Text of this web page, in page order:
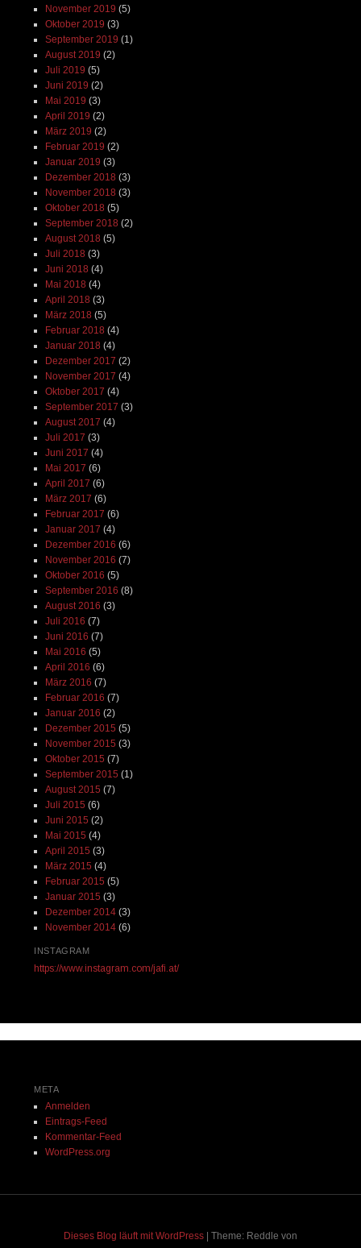
November 2019 (5)
Oktober 2019 (3)
September 2019 (1)
August 2019 (2)
Juli 2019 (5)
Juni 2019 (2)
Mai 2019 (3)
April 2019 (2)
März 2019 (2)
Februar 2019 (2)
Januar 2019 (3)
Dezember 2018 (3)
November 2018 (3)
Oktober 2018 (5)
September 2018 (2)
August 2018 (5)
Juli 2018 (3)
Juni 2018 (4)
Mai 2018 (4)
April 2018 (3)
März 2018 (5)
Februar 2018 (4)
Januar 2018 (4)
Dezember 2017 (2)
November 2017 (4)
Oktober 2017 (4)
September 2017 (3)
August 2017 (4)
Juli 2017 (3)
Juni 2017 (4)
Mai 2017 (6)
April 2017 (6)
März 2017 (6)
Februar 2017 (6)
Januar 2017 (4)
Dezember 2016 (6)
November 2016 (7)
Oktober 2016 (5)
September 2016 (8)
August 2016 (3)
Juli 2016 (7)
Juni 2016 (7)
Mai 2016 (5)
April 2016 (6)
März 2016 (7)
Februar 2016 (7)
Januar 2016 (2)
Dezember 2015 (5)
November 2015 (3)
Oktober 2015 (7)
September 2015 (1)
August 2015 (7)
Juli 2015 (6)
Juni 2015 (2)
Mai 2015 (4)
April 2015 (3)
März 2015 (4)
Februar 2015 (5)
Januar 2015 (3)
Dezember 2014(3)
November 2014(6)
INSTAGRAM
https://www.instagram.com/jafi.at/
META
Anmelden
Eintrags-Feed
Kommentar-Feed
WordPress.org
Dieses Blog läuft mit WordPress | Theme: Reddle von